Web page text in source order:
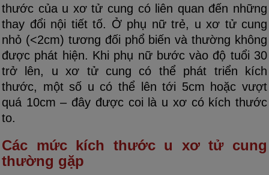
thước của u xơ tử cung có liên quan đến những
thay đổi nội tiết tố. Ở phụ nữ trẻ, u xơ tử cung
nhỏ (<2cm) tương đối phổ biến và thường không
được phát hiện. Khi phụ nữ bước vào độ tuổi 30
trở lên, u xơ tử cung có thể phát triển kích
thước, một số u có thể lên tới 5cm hoặc vượt
quá 10cm – đây được coi là u xơ có kích thước
to.
Các mức kích thước u xơ tử cung
thường gặp